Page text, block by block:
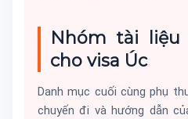
Nhóm tài
cho visa Úc
Danh mục cuối cùng phụ
chuyến đi và hướng dẫn